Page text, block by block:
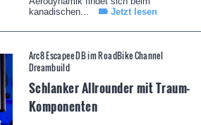
kanadischen...
Jetzt lesen
Arc8 Escapee DB im RoadBike Channel
Dreambuild
Schlanker Allrounder mit Traum-
Komponenten